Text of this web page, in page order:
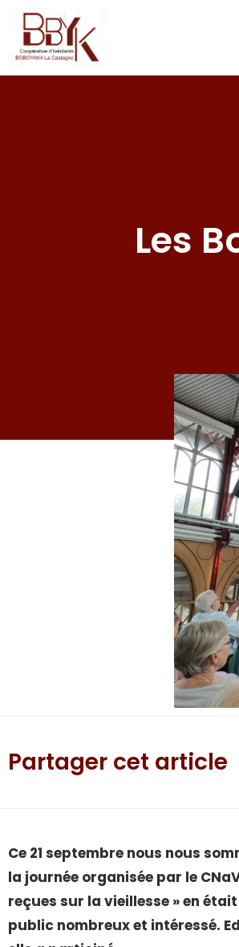
Les
Partager cet article
Ce 21 septembre nous nous
la journée organisée par le
reçues sur la vieillesse » en
public nombreux et intéressé.